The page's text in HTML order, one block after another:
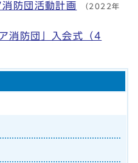
防団活動計画 （2022年
消防団」入会式（4